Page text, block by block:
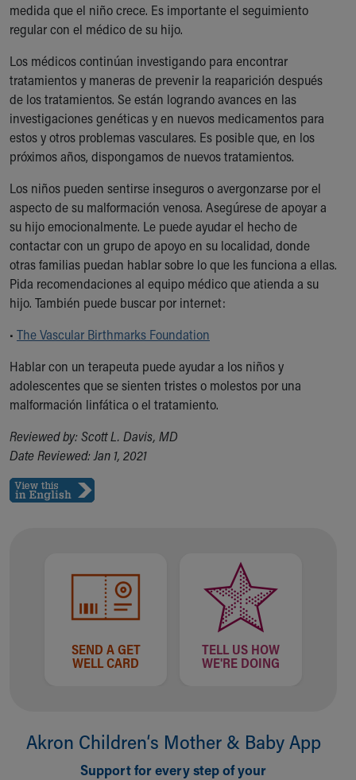
medida que el niño crece. Es importante el seguimiento
regular con el médico de su hijo.
Los médicos continúan investigando para encontrar
tratamientos y maneras de prevenir la reaparición después
de los tratamientos. Se están logrando avances en las
investigaciones genéticas y en nuevos medicamentos para
estos y otros problemas vasculares. Es posible que, en los
próximos años, dispongamos de nuevos tratamientos.
Los niños pueden sentirse inseguros o avergonzarse por el
aspecto de su malformación venosa. Asegúrese de apoyar a
su hijo emocionalmente. Le puede ayudar el hecho de
contactar con un grupo de apoyo en su localidad, donde
otras familias puedan hablar sobre lo que les funciona a ellas.
Pida recomendaciones al equipo médico que atienda a su
hijo. También puede buscar por internet:
• The Vascular Birthmarks Foundation
Hablar con un terapeuta puede ayudar a los niños y
adolescentes que se sienten tristes o molestos por una
malformación linfática o el tratamiento.
Reviewed by: Scott L. Davis, MD
Date Reviewed: Jan 1, 2021
SEND A GET
WELL CARD
TELL US HOW
WE'RE DOING
Akron Children‘s Mother & Baby App
Support for every step of your